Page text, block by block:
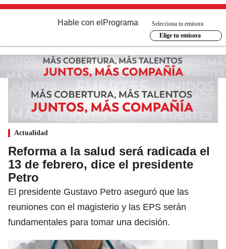
Hable con el Programa
Selecciona tu emisora
Elige tu emisora
Actualidad
Reforma a la salud será radicada el
13 de febrero, dice el presidente
Petro
El presidente Gustavo Petro aseguró que las
reuniones con el magisterio y las EPS serán
fundamentales para tomar una decisión.